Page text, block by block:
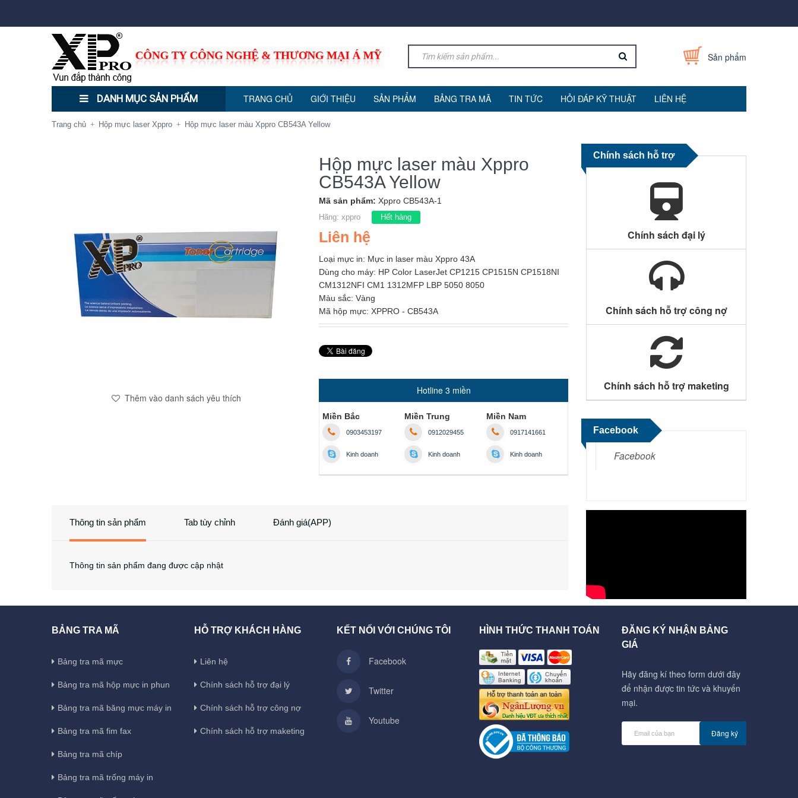
Sản phẩm
DANH MỤC SẢN PHẨM TRANG CHỦ GIỚI THIỆU SẢN PHẨM BẢNG TRA MÃ TIN TỨC HỎI ĐÁP KỸ THUẬT LIÊN HỆ
Trang chủ + Hộp mực laser Xppro + Hộp mực laser màu Xppro CB543A Yellow
Thêm vào danh sách yêu thích
Hộp mực laser màu Xppro
CB543A Yellow
Mã sản phẩm: Xppro CB543A-1
Hãng: xppro Hết hàng
Liên hệ
Loại mực in: Mực in laser màu Xppro 43A
Dùng cho máy: HP Color LaserJet CP1215 CP1515N CP1518NI
CM1312NFI CM1 1312MFP LBP 5050 8050
Màu sắc: Vàng
Mã hộp mực: XPPRO - CB543A
Hotline 3 miền
Miền Bắc
0903453197
Kinh doanh
Miền Trung
0912029455
Kinh doanh
Miền Nam
0917141661
Kinh doanh
Thông tin sản phẩm Tab tùy chỉnh Đánh giá(APP)
Thông tin sản phẩm đang được cập nhật
Chính sách hỗ trợ
Chính sách đại lý
Chính sách hỗ trợ công nợ
Chính sách hỗ trợ maketing
Facebook
Facebook
BẢNG TRA MÃ
Bảng tra mã mực
Bảng tra mã hộp mực in phun
Bảng tra mã băng mực máy in
Bảng tra mã fim fax
Bảng tra mã chíp
Bảng tra mã trống máy in
HỖ TRỢ KHÁCH HÀNG
Liên hệ
Chính sách hỗ trợ đại lý
Chính sách hỗ trợ công nợ
Chính sách hỗ trợ maketing
KẾT NỐI VỚI CHÚNG TÔI
Facebook
Twitter
Youtube
HÌNH THỨC THANH TOÁN
ĐĂNG KÝ NHẬN BẢNG
GIÁ
Hãy đăng kí theo form dưới đây
để nhận được tin tức và khuyến
mại.
Đăng ký